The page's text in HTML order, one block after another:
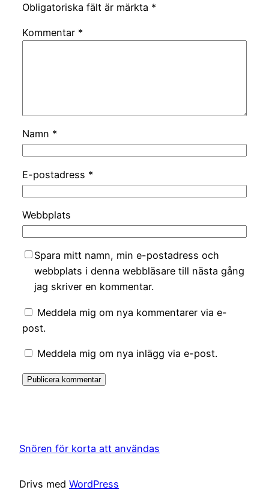
Obligatoriska fält är märkta *
Kommentar *
Namn *
E-postadress *
Webbplats
Spara mitt namn, min e-postadress och
webbplats i denna webbläsare till nästa gång
jag skriver en kommentar.
Meddela mig om nya kommentarer via e-
post.
Meddela mig om nya inlägg via e-post.
Snören för korta att användas
Drivs med WordPress